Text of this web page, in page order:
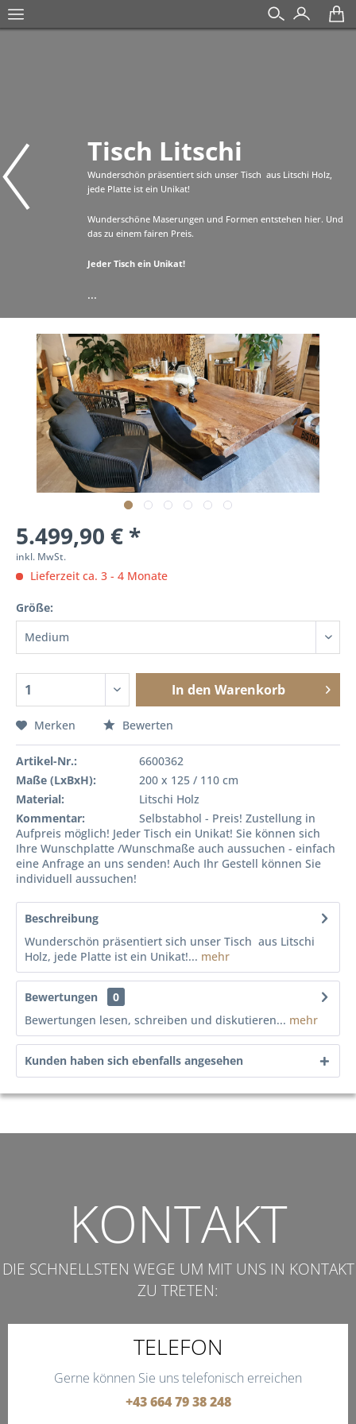
Tisch Litschi
Wunderschön präsentiert sich unser Tisch aus Litschi Holz,
jede Platte ist ein Unikat!
Wunderschöne Maserungen und Formen entstehen hier. Und
das zu einem fairen Preis.
Jeder Tisch ein Unikat!
...
5.499,90 € *
inkl. MwSt.
Lieferzeit ca. 3 - 4 Monate
Größe:
In den Warenkorb
Merken Bewerten
Artikel-Nr.:
6600362
Maße (LxBxH):
200 x 125 / 110 cm
Material:
Litschi Holz
Kommentar:
Selbstabhol - Preis! Zustellung in
Aufpreis möglich! Jeder Tisch ein Unikat! Sie können sich
Ihre Wunschplatte /Wunschmaße auch aussuchen - einfach
eine Anfrage an uns senden! Auch Ihr Gestell können Sie
individuell aussuchen!
Beschreibung
Wunderschön präsentiert sich unser Tisch aus Litschi
Holz, jede Platte ist ein Unikat!... mehr
Bewertungen
0
Bewertungen lesen, schreiben und diskutieren... mehr
Kunden haben sich ebenfalls angesehen
KONTAKT
DIE SCHNELLSTEN WEGE UM MIT UNS IN KONTAKT
ZU TRETEN:
TELEFON
Gerne können Sie uns telefonisch erreichen
+43 664 79 38 248